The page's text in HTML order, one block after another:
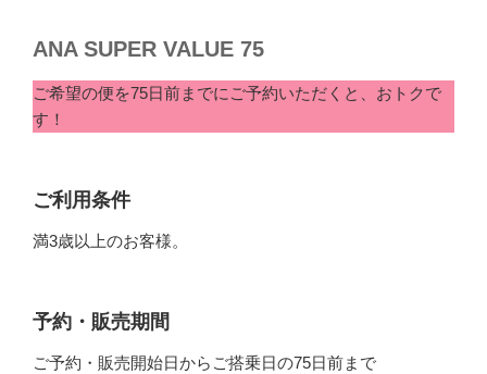
ANA SUPER VALUE 75
ご希望の便を75日前までにご予約いただくと、おトクで
す！
ご利用条件
満3歳以上のお客様。
予約・販売期間
ご予約・販売開始日からご搭乗日の75日前まで